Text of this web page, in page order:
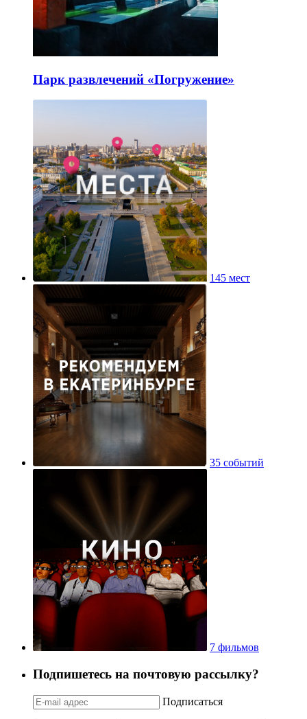
Парк развлечений «Погружение»
145 мест
35 событий
7 фильмов
Подпишетесь на почтовую рассылку?
Подписаться